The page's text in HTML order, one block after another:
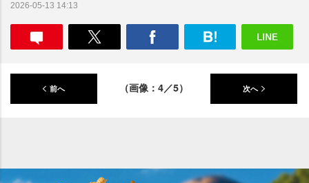
2026-05-13 14:13
前へ （画像：4／5） 次へ